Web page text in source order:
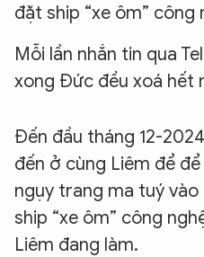
đặt ship “xe ôm” công
Mỗi lần nhắn tin qua
xong Đức đều xoá hết
Đến đầu tháng 12-
đến ở cùng Liêm để
ngụy trang ma tuý
ship “xe ôm” công
Liêm đang làm.